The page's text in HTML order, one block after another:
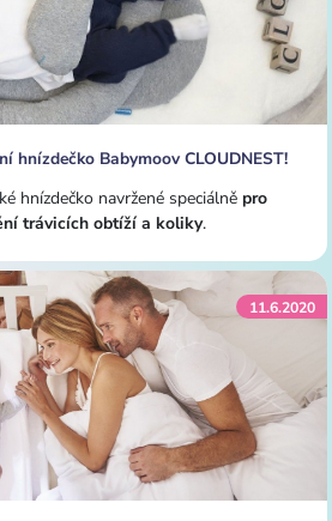
hnízdečko Babymoov CLOUDNEST!
hnízdečko navržené speciálně pro
trávicích obtíží a koliky.
11.6.2020